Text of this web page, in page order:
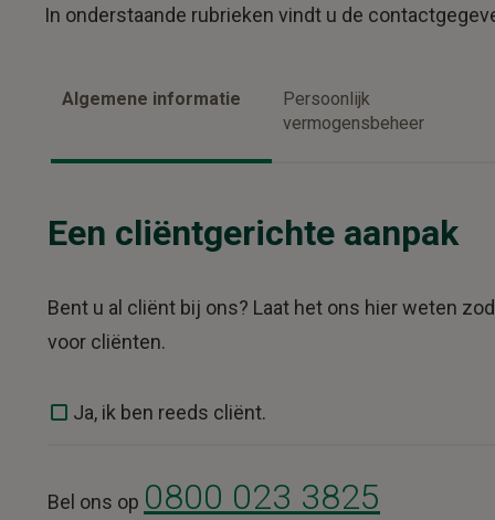
In onderstaande rubrieken vindt u de
Algemene informatie
Persoonlijk
vermogensbeheer
Een cliëntgerichte aanpak
Bent u al cliënt bij ons? Laat het ons hier weten
voor cliënten.
Ja, ik ben reeds cliënt.
Bel ons op 0800 023 3825